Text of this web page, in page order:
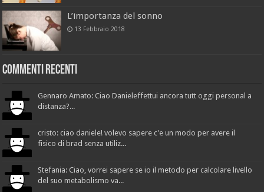
L’importanza del sonno
13 Febbraio 2018
Commenti recenti
Gennaro Amato: Ciao Danieleffettui ancora tutt oggi personal a
distanza?...
cristo: ciao daniele! volevo sapere c'e un modo per avere il
fisico di brad senza utiliz...
Stefania: Ciao, vorrei sapere se io il metodo per calcolare livello
del suo metabolismo va...